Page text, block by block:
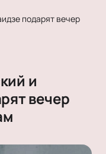
подарят вечер
и
вечер